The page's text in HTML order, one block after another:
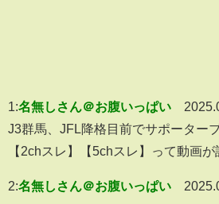
1:名無しさん＠お腹いっぱい
J3群馬、JFL降格目前でサポーター
【2chスレ】【5chスレ】って動画
2:名無しさん＠お腹いっぱい